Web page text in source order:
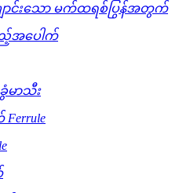
ျောင်းသော မက်ထရစ်ပြွန်အတွက်
အပေါက်
မာသီး